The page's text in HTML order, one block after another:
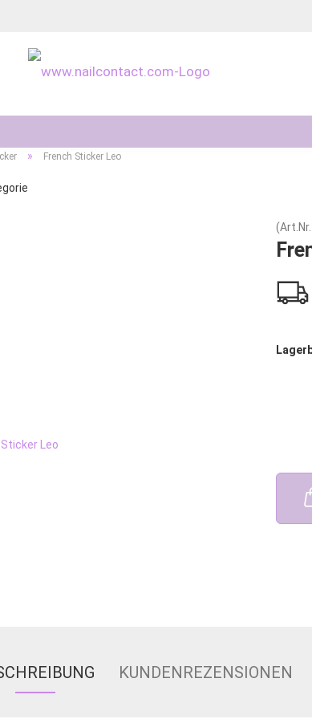
Konto erstellen
» French Sticker Leo
(Art.Nr.:
KUNDENREZENSIONEN